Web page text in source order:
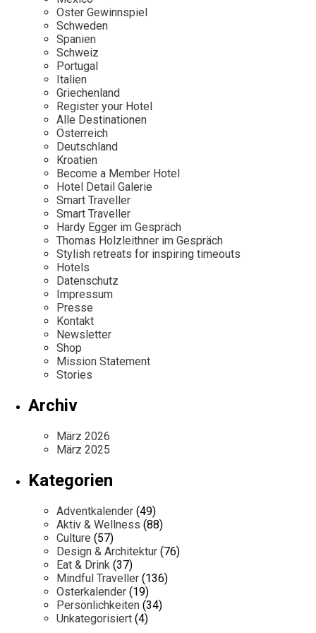
Mexico
Niederlande
Österreich
Portugal
Schweden
Spanien
Schweiz
Persönlichkeiten
Our Story
Career
Kontakt
Impressum
Oster Gewinnspiel
Schweden
Spanien
Schweiz
Portugal
Italien
Griechenland
Register your Hotel
Alle Destinationen
Österreich
Deutschland
Kroatien
Become a Member Hotel
Hotel Detail Galerie
Smart Traveller
Smart Traveller
Hardy Egger im Gespräch
Thomas Holzleithner im Gespräch
Stylish retreats for inspiring timeouts
Hotels
Datenschutz
Impressum
Presse
Kontakt
Newsletter
Shop
Mission Statement
Stories
Archiv
März 2026
März 2025
Kategorien
Adventkalender (49)
Aktiv & Wellness (88)
Culture (57)
Design & Architektur (76)
Eat & Drink (37)
Mindful Traveller (136)
Osterkalender (19)
Persönlichkeiten (34)
Unkategorisiert (4)